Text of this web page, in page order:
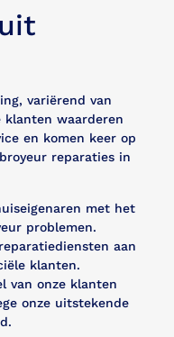
variërend van
waarderen
en komen keer op
reparaties in
met het
problemen.
aan
klanten.
van onze klanten
onze uitstekende